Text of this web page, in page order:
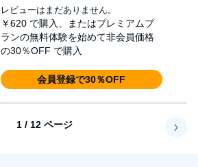
レビューはまだありません。
￥620 で購入、またはプレミアムプ
ランの無料体験を始めて非会員価格
の30％OFF で購入
会員登録で30％OFF
1 / 12 ページ